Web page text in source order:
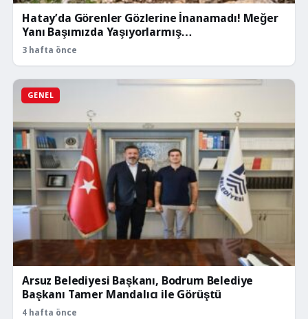
Hatay’da Görenler Gözlerine İnanamadı! Meğer
Yanı Başımızda Yaşıyorlarmış…
3 hafta önce
GENEL
Arsuz Belediyesi Başkanı, Bodrum Belediye
Başkanı Tamer Mandalıcı ile Görüştü
4 hafta önce